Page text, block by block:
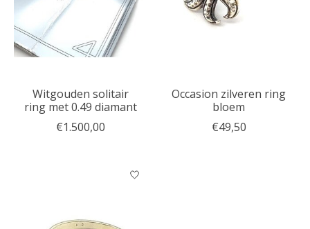
Witgouden solitair
ring met 0.49 diamant
€1.500,00
Occasion zilveren ring
bloem
€49,50